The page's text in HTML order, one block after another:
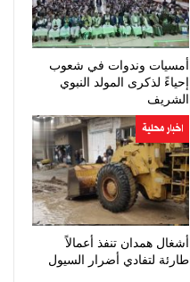
أمسيات وندوات في شعوب
إحياءً لذكرى المولد النبوي
الشريف
اخبار محلية
أشغال همدان تنفذ أعمالاً
طارئة لتفادي أضرار السيول